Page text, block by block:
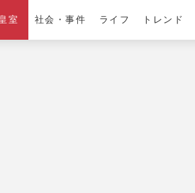
室 社会・事件 ライフ トレンド